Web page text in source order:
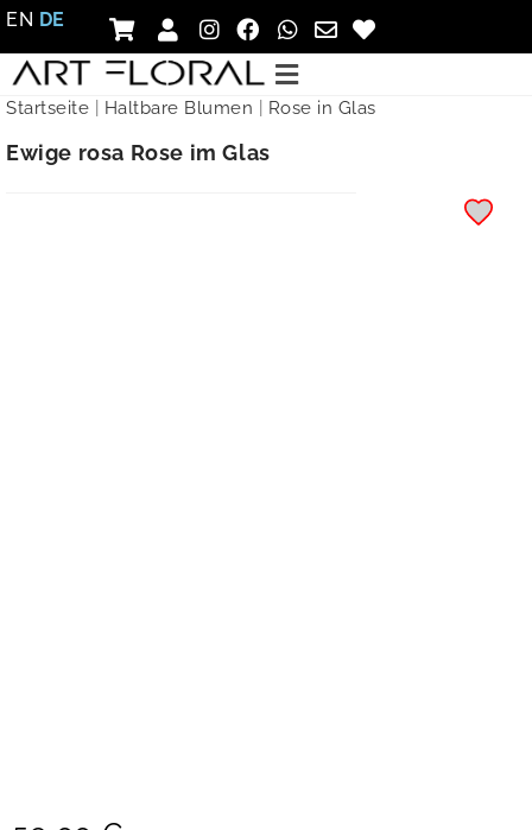
EN DE
Startseite Haltbare Blumen Rose in Glas
Ewige rosa Rose im Glas